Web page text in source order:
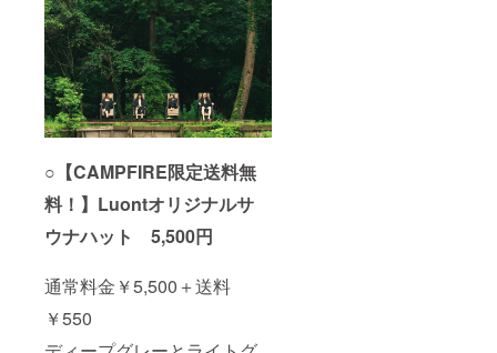
○【CAMPFIRE限定送料無
料！】Luontオリジナルサ
ウナハット 5,500円
通常料金￥5,500＋送料
￥550